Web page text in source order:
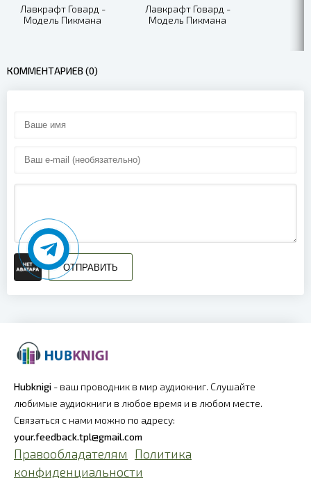
Лавкрафт Говард -
Модель Пикмана
Лавкрафт Говард -
Модель Пикмана
КОММЕНТАРИЕВ (0)
ОТПРАВИТЬ
Hubknigi - ваш проводник в мир аудиокниг. Слушайте
любимые аудиокниги в любое время и в любом месте.
Связаться с нами можно по адресу:
your.feedback.tpl@gmail.com
Правообладателям Политика
конфиденциальности